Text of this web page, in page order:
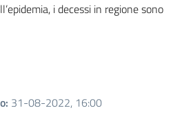
i decessi in regione sono
: 31-08-2022, 16:00